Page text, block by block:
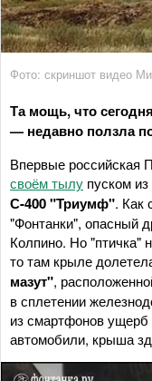
Фото: скриншот видео
Та мощь, что
— недавно ползла
Впервые российская
своём тылу пуском
С-400 "Триумф". Как
"Фонтанки", опасный
Колпино. Но "птичка"
то там крыле
мазут",
в сплетении
из смартфонов
автомобили, крыша